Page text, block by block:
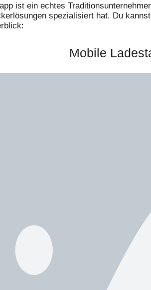
ist ein echtes
spezialisiert hat. Du
Mobile